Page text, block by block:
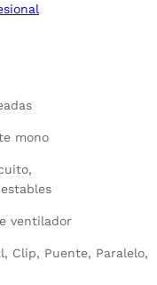
mono
ventilador
Clip, Puente, Paralelo,